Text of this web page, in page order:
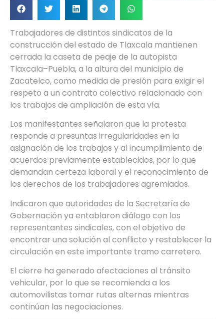
Trabajadores de distintos sindicatos de la
construcción del estado de Tlaxcala mantienen
cerrada la caseta de peaje de la autopista
Tlaxcala–Puebla, a la altura del municipio de
Zacatelco, como medida de presión para exigir el
respeto a un contrato colectivo relacionado con
los trabajos de ampliación de esta vía.
Los manifestantes señalaron que la protesta
responde a presuntas irregularidades en la
asignación de los trabajos y al incumplimiento de
acuerdos previamente establecidos, por lo que
demandan certeza laboral y el reconocimiento de
los derechos de los trabajadores agremiados.
Indicaron que autoridades de la Secretaría de
Gobernación ya entablaron diálogo con los
representantes sindicales, con el objetivo de
encontrar una solución al conflicto y restablecer la
circulación en este importante tramo carretero.
El cierre ha generado afectaciones al tránsito
vehicular, por lo que se recomienda a los
automovilistas tomar rutas alternas mientras
continúan las negociaciones.